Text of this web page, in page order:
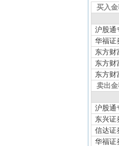
买入
沪股通
华福证
东方财
东方财
东方财
卖出
沪股通
东兴证
信达证
华福证